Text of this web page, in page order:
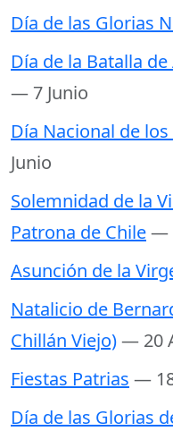
Día de las Glorias
Día de la Batalla
— 7 Junio
Día Nacional de
Junio
Solemnidad de la
Patrona de Chile—
Asunción de la
Natalicio de
Chillán Viejo)— 20
Fiestas Patrias —
Día de las Glorias